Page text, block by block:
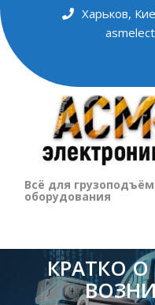
Харьков,
Всё для
оборудования
КРАТКО